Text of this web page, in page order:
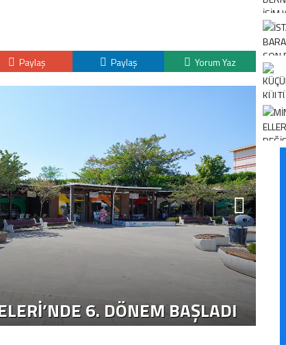
Paylaş Paylaş Yorum Yaz
6. DÖNEM BAŞLADI